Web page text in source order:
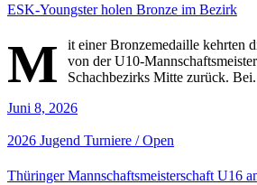
ESK-Youngster holen Bronze im Bezirk
M
it einer Bronzemedaille kehrten
von der U10-
Schachbezirks Mitte zurück.
Juni 8, 2026
2026 Jugend Turniere / Open
Thüringer Mannschaftsmeisterschaft U16